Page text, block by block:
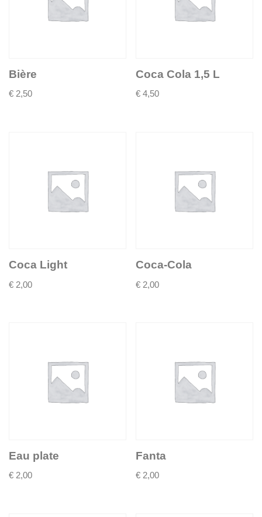
Bière
€ 2,50
Coca Cola 1,5 L
€ 4,50
Coca Light
€ 2,00
Coca-Cola
€ 2,00
Eau plate
€ 2,00
Fanta
€ 2,00